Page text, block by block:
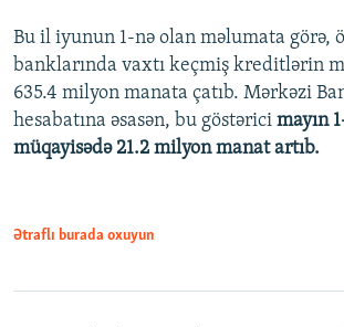
Bu il iyunun 1-nə olan məlumata görə,
banklarında vaxtı keçmiş kreditlərin
635.4 milyon manata çatıb. Mərkəzi
hesabatına əsasən, bu göstərici mayın
müqayisədə 21.2 milyon manat artıb.
Ətraflı burada oxuyun